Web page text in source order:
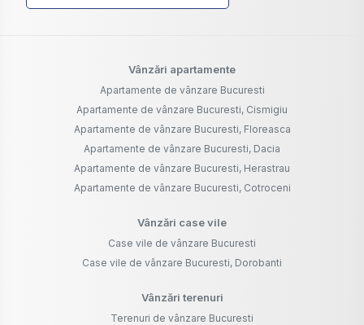
Vânzări apartamente
Apartamente de vânzare Bucuresti
Apartamente de vânzare Bucuresti, Cismigiu
Apartamente de vânzare Bucuresti, Floreasca
Apartamente de vânzare Bucuresti, Dacia
Apartamente de vânzare Bucuresti, Herastrau
Apartamente de vânzare Bucuresti, Cotroceni
Vânzări case vile
Case vile de vânzare Bucuresti
Case vile de vânzare Bucuresti, Dorobanti
Vânzări terenuri
Terenuri de vânzare Bucuresti